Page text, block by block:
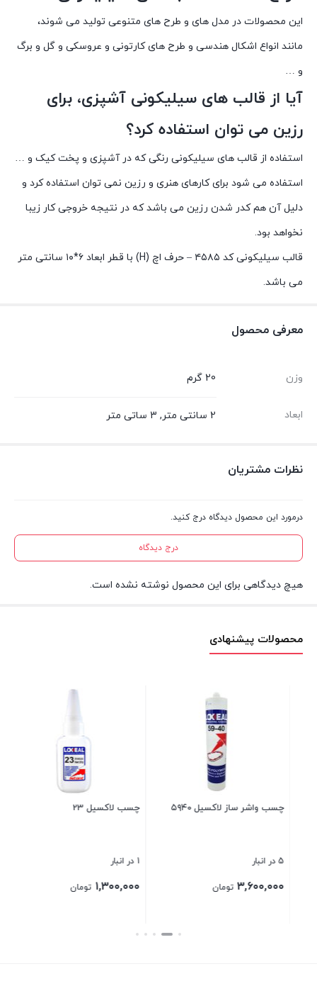
این محصولات در مدل های و طرح های متنوعی تولید می شوند،
مانند انواع اشکال هندسی و طرح های کارتونی و عروسکی و گل و برگ
و …
آیا از قالب های سیلیکونی آشپزی، برای
رزین می توان استفاده کرد؟
استفاده از قالب های سیلیکونی رنگی که در آشپزی و پخت کیک و …
استفاده می شود برای کارهای هنری و رزین نمی توان استفاده کرد و
دلیل آن هم کدر شدن رزین می باشد که در نتیجه خروجی کار زیبا
نخواهد بود.
قالب سیلیکونی کد ۴۵۸۵ – حرف اچ (H) با قطر ابعاد ۶*۱۰ سانتی متر
می باشد.
معرفی محصول
وزن 20 گرم
ابعاد 2 سانتی متر, 3 ساتی متر
نظرات مشتریان
درمورد این محصول دیدگاه درج کنید.
درج دیدگاه
هیچ دیدگاهی برای این محصول نوشته نشده است.
محصولات پیشنهادی
چسب واشر ساز لاکسیل ۵۹۴۰
۳,۶۰۰,۰۰۰ تومان
چسب لاکسیل 23
۱,۳۰۰,۰۰۰ تومان
بستن